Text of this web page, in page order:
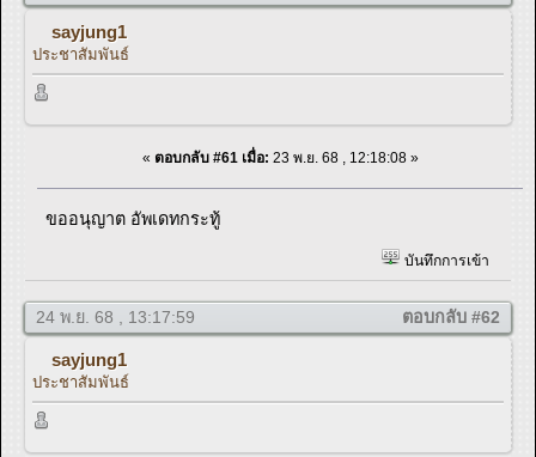
sayjung1
ประชาสัมพันธ์
« ตอบกลับ #61 เมื่อ: 23 พ.ย. 68 , 12:18:08 »
ขออนุญาต อัพเดทกระทู้
บันทึกการเข้า
24 พ.ย. 68 , 13:17:59 ตอบกลับ #62
sayjung1
ประชาสัมพันธ์